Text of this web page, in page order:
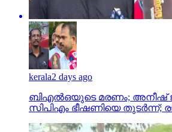
kerala2 days ago
ബിഎല്‍ഒയുടെ മരണം; അനീഷ്
സിപിഎം ഭീഷണിയെ തുടര്‍ന്ന്;